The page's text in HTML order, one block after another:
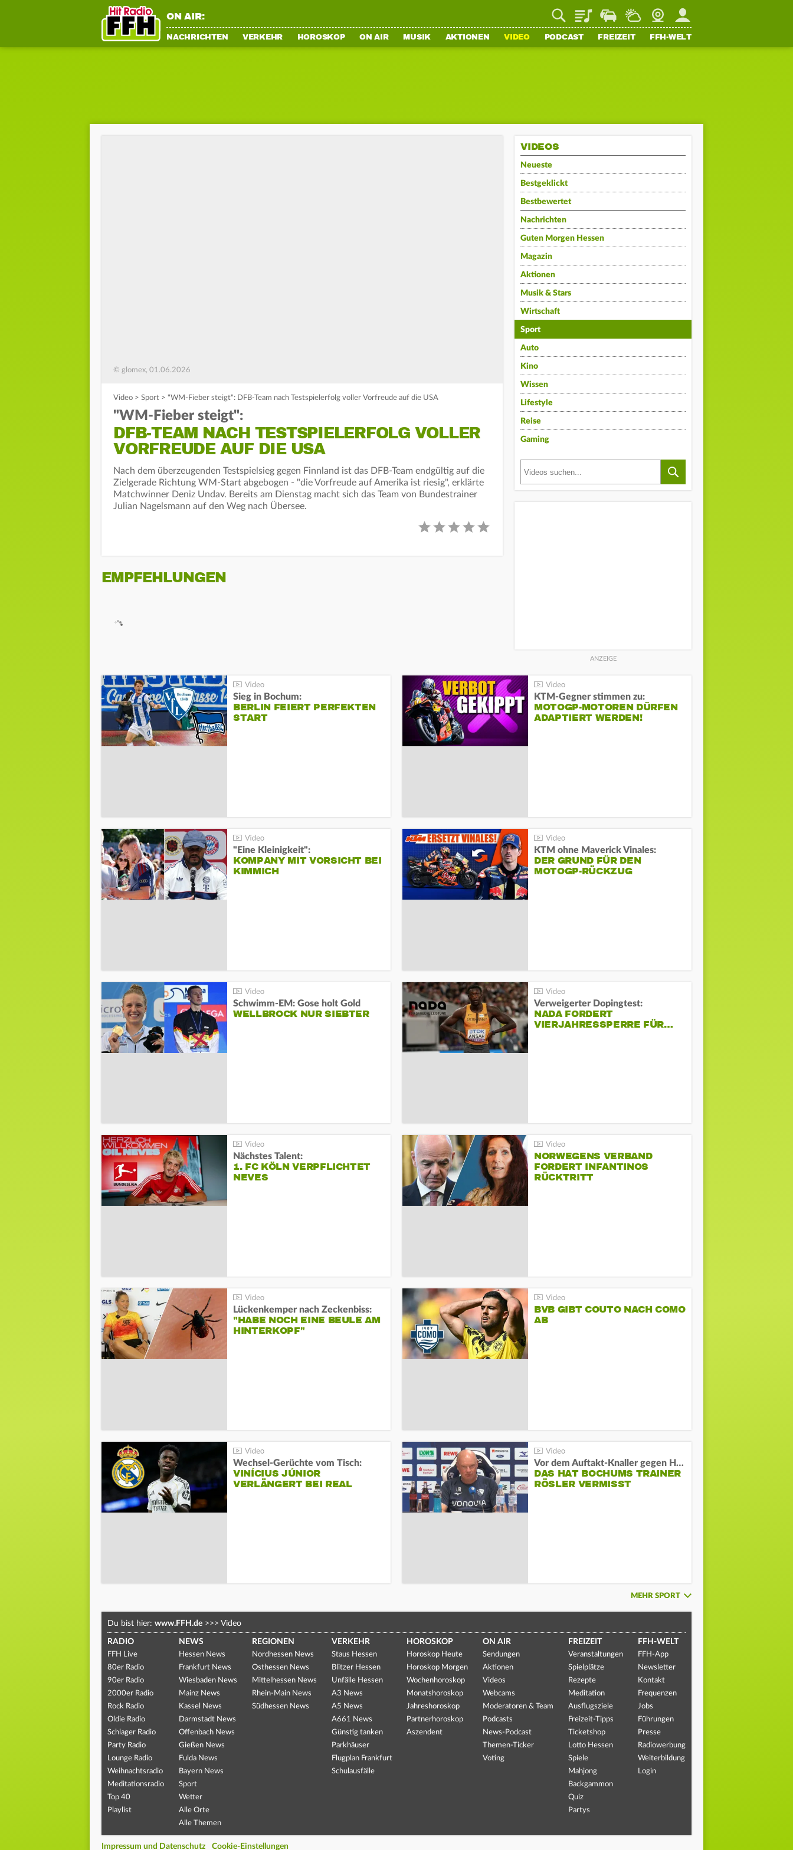
ON AIR: PlaylistStaupilotWetterWebcamMein FFH
NACHRICHTEN VERKEHR HOROSKOP ON AIR MUSIK AKTIONEN VIDEO PODCAST FREIZEIT FFH-WELT
© glomex, 01.06.2026
Video > Sport > "WM-Fieber steigt": DFB-Team nach Testspielerfolg voller Vorfreude auf die USA
"WM-Fieber steigt":
DFB-TEAM NACH TESTSPIELERFOLG VOLLER
VORFREUDE AUF DIE USA
Nach dem überzeugenden Testspielsieg gegen Finnland ist das DFB-Team endgültig auf die
Zielgerade Richtung WM-Start abgebogen - "die Vorfreude auf Amerika ist riesig", erklärte
Matchwinner Deniz Undav. Bereits am Dienstag macht sich das Team von Bundestrainer
Julian Nagelsmann auf den Weg nach Übersee.
EMPFEHLUNGEN
VIDEOS
Neueste
Bestgeklickt
Bestbewertet
Nachrichten
Guten Morgen Hessen
Magazin
Aktionen
Musik & Stars
Wirtschaft
Sport
Auto
Kino
Wissen
Lifestyle
Reise
Gaming
Sieg in Bochum:
BERLIN FEIERT PERFEKTEN
START
KTM-Gegner stimmen zu:
MOTOGP-MOTOREN DÜRFEN
ADAPTIERT WERDEN!
"Eine Kleinigkeit":
KOMPANY MIT VORSICHT BEI
KIMMICH
KTM ohne Maverick Vinales:
DER GRUND FÜR DEN
MOTOGP-RÜCKZUG
Schwimm-EM: Gose holt Gold
WELLBROCK NUR SIEBTER
Verweigerter Dopingtest:
NADA FORDERT
VIERJAHRESSPERRE FÜR…
Nächstes Talent:
1. FC KÖLN VERPFLICHTET
NEVES
NORWEGENS VERBAND
FORDERT INFANTINOS
RÜCKTRITT
Lückenkemper nach Zeckenbiss:
"HABE NOCH EINE BEULE AM
HINTERKOPF"
BVB GIBT COUTO NACH COMO
AB
Wechsel-Gerüchte vom Tisch:
VINÍCIUS JÚNIOR
VERLÄNGERT BEI REAL
Vor dem Auftakt-Knaller gegen Hertha:
DAS HAT BOCHUMS TRAINER
RÖSLER VERMISST
MEHR SPORT
Du bist hier: www.FFH.de >>> Video
RADIO
FFH Live
80er Radio
90er Radio
2000er Radio
Rock Radio
Oldie Radio
Schlager Radio
Party Radio
Lounge Radio
Weihnachtsradio
Meditationsradio
Top 40
Playlist
NEWS
Hessen News
Frankfurt News
Wiesbaden News
Mainz News
Kassel News
Darmstadt News
Offenbach News
Gießen News
Fulda News
Bayern News
Sport
Wetter
Alle Orte
Alle Themen
REGIONEN
Nordhessen News
Osthessen News
Mittelhessen News
Rhein-Main News
Südhessen News
VERKEHR
Staus Hessen
Blitzer Hessen
Unfälle Hessen
A3 News
A5 News
A661 News
Günstig tanken
Parkhäuser
Flugplan Frankfurt
Schulausfälle
HOROSKOP
Horoskop Heute
Horoskop Morgen
Wochenhoroskop
Monatshoroskop
Jahreshoroskop
Partnerhoroskop
Aszendent
ON AIR
Sendungen
Aktionen
Videos
Webcams
Moderatoren & Team
Podcasts
News-Podcast
Themen-Ticker
Voting
FREIZEIT
Veranstaltungen
Spielplätze
Rezepte
Meditation
Ausflugsziele
Freizeit-Tipps
Ticketshop
Lotto Hessen
Spiele
Mahjong
Backgammon
Quiz
Partys
FFH-WELT
FFH-App
Newsletter
Kontakt
Frequenzen
Jobs
Führungen
Presse
Radiowerbung
Weiterbildung
Login
Impressum und Datenschutz Cookie-Einstellungen